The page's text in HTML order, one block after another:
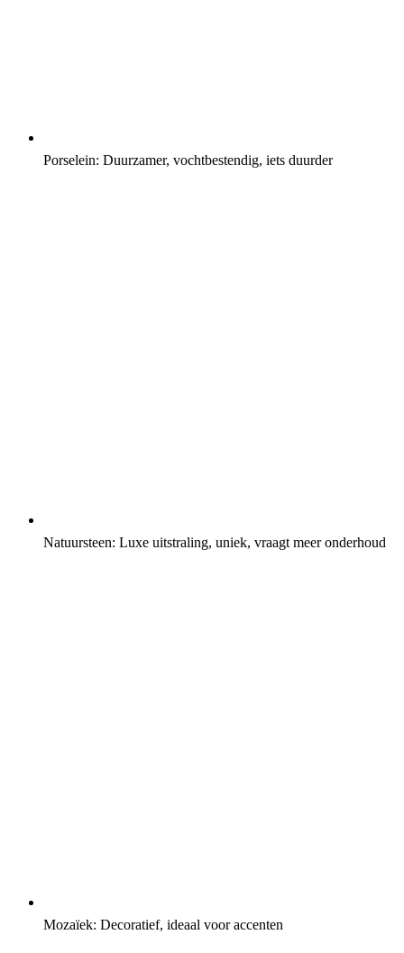
Porselein: Duurzamer, vochtbestendig, iets duurder
Natuursteen: Luxe uitstraling, uniek, vraagt meer onderhoud
Mozaïek: Decoratief, ideaal voor accenten